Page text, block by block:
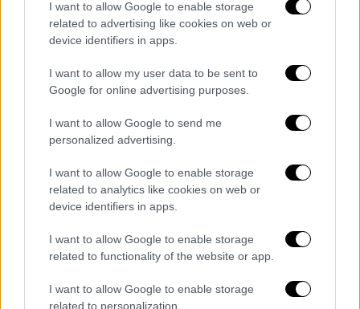
I want to allow Google to enable storage
related to advertising like cookies on web or
device identifiers in apps.
I want to allow my user data to be sent to
Google for online advertising purposes.
I want to allow Google to send me
personalized advertising.
I want to allow Google to enable storage
related to analytics like cookies on web or
device identifiers in apps.
I want to allow Google to enable storage
related to functionality of the website or app.
I want to allow Google to enable storage
related to personalization.
μιλήσει για τα οφέλη της.
Ο Γρεγκσυμφώνησεστη χειρουργική
επέμβαση, αλλά μια σημαντική επιπλοκή
κατά τη διάρκεια της επέμβασης που,
εξηγήθηκεπλήρως οδήγησε σε εγκεφαλικό
επεισόδιο. Από αυτό,
πλευρά του σώματός του και η ομιλία του
επηρεάστηκεσημαντικά.
άρχισε σταδιακά να ανακάμπτει, αλλά ένα
χρόνο αργότερα, τον Ιούλιο του 2020, η
καρδιακή συσκευήσταμάτησε ξαφνικάνα